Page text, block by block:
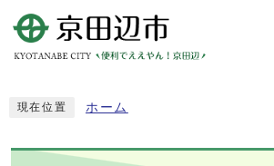
現在位置 ホーム